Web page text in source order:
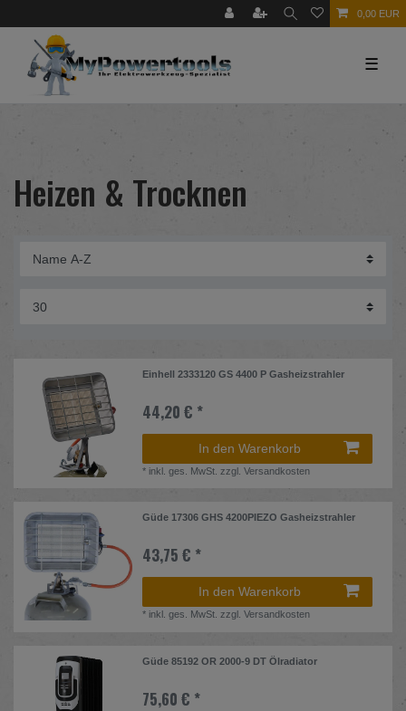
0,00 EUR
☰
Heizen & Trocknen
Einhell 2333120 GS 4400 P Gasheizstrahler
44,20 € *
In den Warenkorb
* inkl. ges. MwSt. zzgl.Versandkosten
Güde 17306 GHS 4200PIEZO Gasheizstrahler
43,75 € *
In den Warenkorb
* inkl. ges. MwSt. zzgl.Versandkosten
Güde 85192 OR 2000-9 DT Ölradiator
75,60 € *